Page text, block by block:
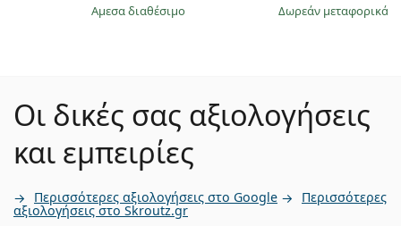
άμεσα διαθέσιμο Δωρεάν μεταφορικά
Οι δικές σας αξιολογήσεις
και εμπειρίες
Περισσότερες αξιολογήσεις στο Google Περισσότερες
αξιολογήσεις στο Skroutz.gr